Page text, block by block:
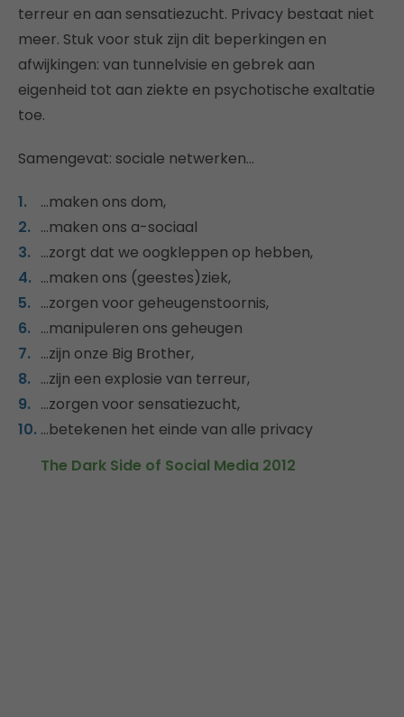
terreur en aan sensatiezucht. Privacy bestaat niet
meer. Stuk voor stuk zijn dit beperkingen en
afwijkingen: van tunnelvisie en gebrek aan
eigenheid tot aan ziekte en psychotische exaltatie
toe.
Samengevat: sociale netwerken…
…maken ons dom,
…maken ons a-sociaal
…zorgt dat we oogkleppen op hebben,
…maken ons (geestes)ziek,
…zorgen voor geheugenstoornis,
…manipuleren ons geheugen
…zijn onze Big Brother,
…zijn een explosie van terreur,
…zorgen voor sensatiezucht,
…betekenen het einde van alle privacy
The Dark Side of Social Media 2012